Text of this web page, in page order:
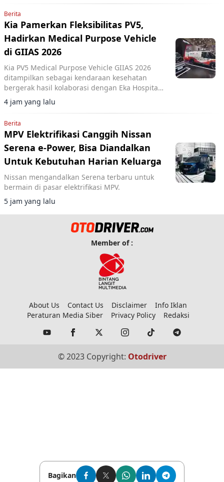
Berita
Kia Pamerkan Fleksibilitas PV5,
Hadirkan Medical Purpose Vehicle
di GIIAS 2026
Kia PV5 Medical Purpose Vehicle GIIAS 2026
ditampilkan sebagai kendaraan kesehatan
bergerak hasil kolaborasi dengan Eka Hospital
dan mitra lainnya.
4 jam yang lalu
Berita
MPV Elektrifikasi Canggih Nissan
Serena e-Power, Bisa Diandalkan
Untuk Kebutuhan Harian Keluarga
Nissan mengandalkan Serena terbaru untuk
bermain di pasar elektrifikasi MPV.
5 jam yang lalu
Bagikan
Member of :
About Us Contact Us Disclaimer
Info Iklan
Peraturan Media Siber
Privacy Policy Redaksi
© 2023 Copyright: Otodriver